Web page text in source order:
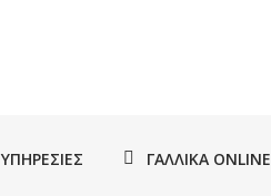
ΥΠΗΡΕΣΊΕΣ ΓΑΛΛΙΚΆ ONLINE